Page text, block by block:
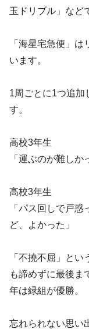
玉ドリブル」など
「海星宅急便」
います。
1周ごとに1つ追加
す。
高校3年生
「運ぶのが難しか
高校3年生
「パス回しで戸
ど、よかった」
「不撓不屈」と
も諦めずに最後ま
年は緑組が優勝。
忘れられない思い